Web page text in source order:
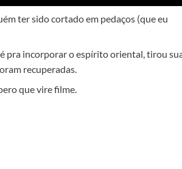
ter sido cortado em pedaços (que eu
pra incorporar o espírito oriental, tirou
recuperadas.
que vire filme.